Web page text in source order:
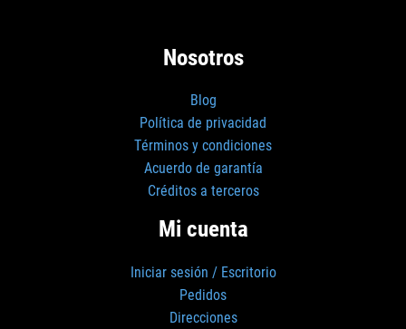
Nosotros
Blog
Política de privacidad
Términos y condiciones
Acuerdo de garantía
Créditos a terceros
Mi cuenta
Iniciar sesión / Escritorio
Pedidos
Direcciones